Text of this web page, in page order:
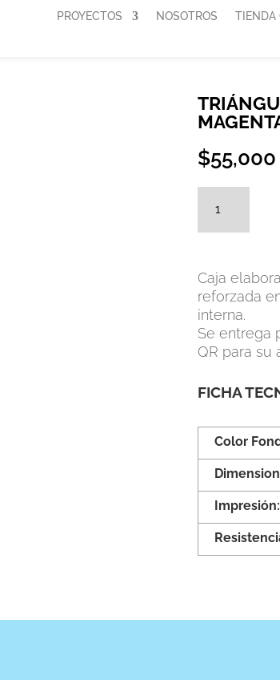
PROYECTOS NOSOTROS TIENDA
$55,000
eco
kraft
cantidad
Caja
reforzada
interna.
Se entrega
QR para su
FICHA
Color